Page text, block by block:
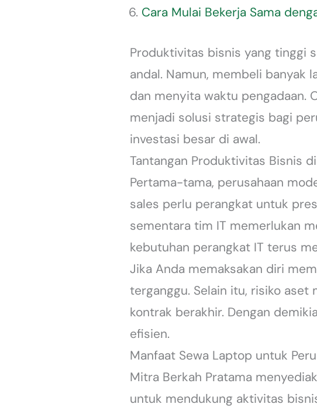
Cara Mulai Bekerja Sama
Produktivitas bisnis yang tinggi
andal. Namun, membeli banyak
dan menyita waktu pengadaan.
menjadi solusi strategis bagi
investasi besar di awal.
Tantangan Produktivitas Bisnis
Pertama-tama, perusahaan
sales perlu perangkat untuk
sementara tim IT memerlukan
kebutuhan perangkat IT terus
Jika Anda memaksakan diri
terganggu. Selain itu, risiko aset
kontrak berakhir. Dengan
efisien.
Manfaat Sewa Laptop untuk
Mitra Berkah Pratama
untuk mendukung aktivitas